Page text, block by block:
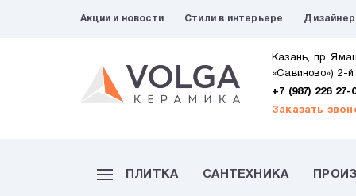
Акции и новости Стили в интерьере
Казань, пр.
«Савиново») 2-
+7 (987) 226 27-
Заказать
ПЛИТКА САНТЕХНИКА